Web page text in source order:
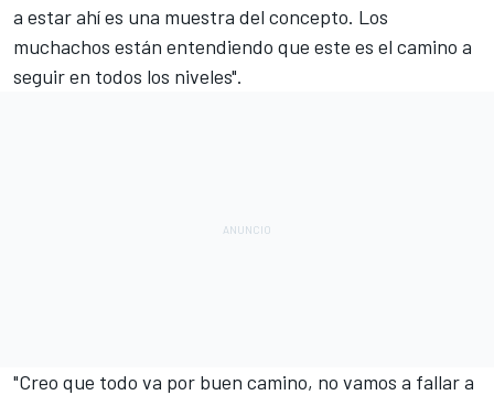
a estar ahí es una muestra del concepto. Los
muchachos están entendiendo que este es el camino a
seguir en todos los niveles".
"Creo que todo va por buen camino, no vamos a fallar a